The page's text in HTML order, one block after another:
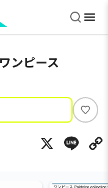
ンピース
い
ね
X